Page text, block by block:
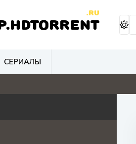
.RU
СЕРИАЛЫ
4.6 4.8 5.1